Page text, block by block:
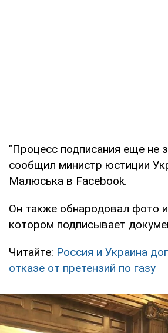
"Процесс подписания еще не
сообщил министр юстиции
Малюська в Facebook.
Он также обнародовал фото
котором подписывает
Читайте: Россия и Украина
отказе от претензий по газу